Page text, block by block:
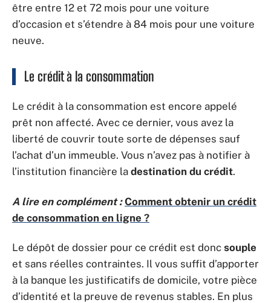
être entre 12 et 72 mois pour une voiture
d’occasion et s’étendre à 84 mois pour une voiture
neuve.
Le crédit à la consommation
Le crédit à la consommation est encore appelé
prêt non affecté. Avec ce dernier, vous avez la
liberté de couvrir toute sorte de dépenses sauf
l’achat d’un immeuble. Vous n’avez pas à notifier à
l’institution financière la destination du crédit.
A lire en complément : Comment obtenir un crédit
de consommation en ligne ?
Le dépôt de dossier pour ce crédit est donc souple
et sans réelles contraintes. Il vous suffit d’apporter
à la banque les justificatifs de domicile, votre pièce
d’identité et la preuve de revenus stables. En plus